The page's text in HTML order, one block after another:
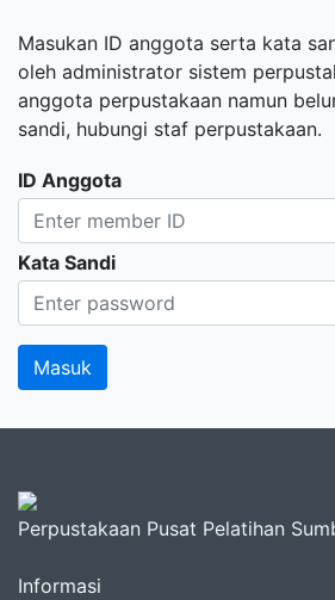
Masukan ID anggota serta kata
oleh administrator sistem
anggota perpustakaan namun
sandi, hubungi staf perpustakaan.
ID Anggota
Kata Sandi
Perpustakaan Pusat Pelatihan
Informasi